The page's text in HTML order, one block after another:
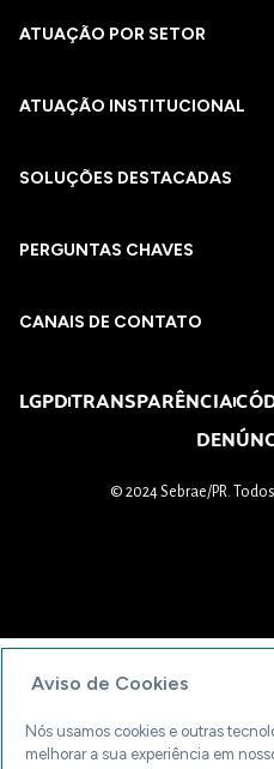
ATUAÇÃO POR SETOR
ATUAÇÃO INSTITUCIONAL
SOLUÇÕES DESTACADAS
PERGUNTAS CHAVES​
CANAIS DE CONTATO
LGPDTRANSPARÊNCIA
© 2024 Sebrae/PR.
Aviso de Cookies
Nós usamos cookies e outras
melhorar a sua experiência em